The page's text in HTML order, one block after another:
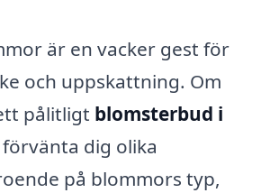
är en vacker gest för
och uppskattning. Om
pålitligt blomsterbud i
dig olika
på blommors typ,